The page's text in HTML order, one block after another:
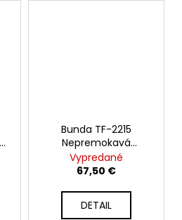
Bunda TF-2215
Nepremokavá
Hardshell, Ranger
Green
Vypredané
67,50 €
DETAIL